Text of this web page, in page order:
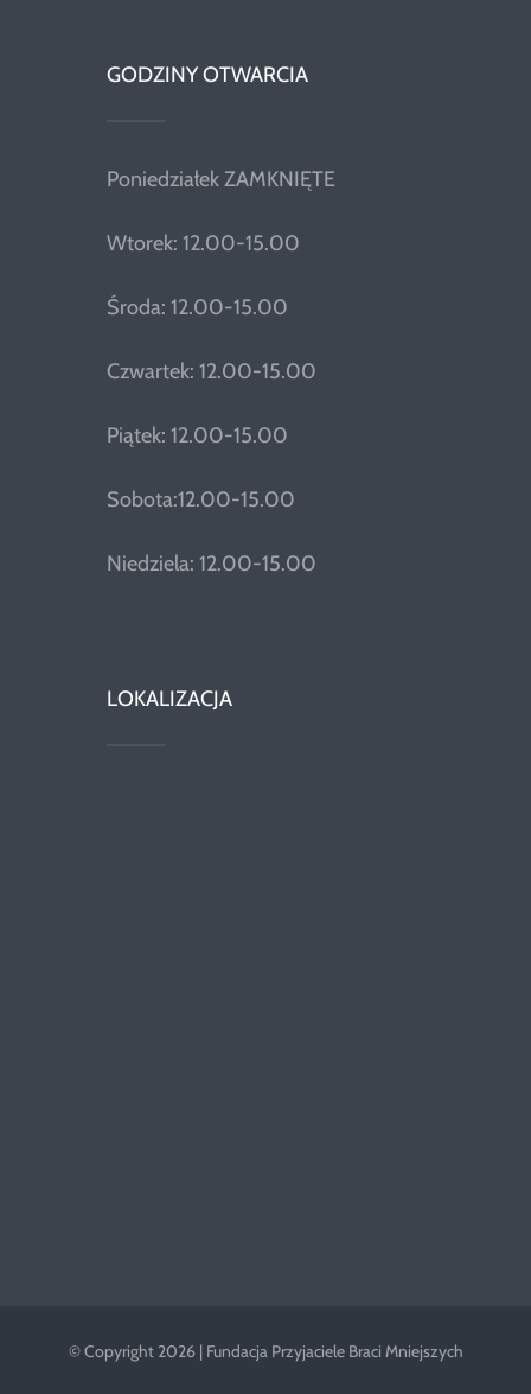
GODZINY OTWARCIA
Poniedziałek ZAMKNIĘTE
Wtorek: 12.00-15.00
Środa: 12.00-15.00
Czwartek: 12.00-15.00
Piątek: 12.00-15.00
Sobota:12.00-15.00
Niedziela: 12.00-15.00
LOKALIZACJA
© Copyright 2026 | Fundacja Przyjaciele Braci Mniejszych